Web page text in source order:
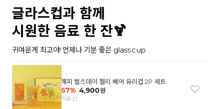
글라스컵과 함께
시원한 음료 한 잔🍹
귀여운게 최고야! 언제나 기분 좋은 glass cup
해피 벌스데이 젤리 베어 유리컵 2P 세트
67% 4,900원
리뷰 21